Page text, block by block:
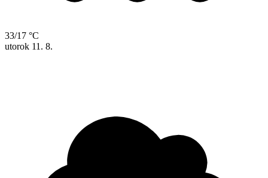
33/17 °C
utorok 11. 8.